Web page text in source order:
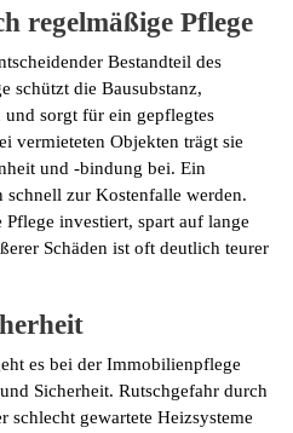
regelmäßige Pflege
Bestandteil des
schützt die Bausubstanz,
sorgt für ein gepflegtes
vermieteten Objekten trägt sie
und -bindung bei. Ein
schnell zur Kostenfalle werden.
investiert, spart auf lange
Schäden ist oft deutlich teurer
es bei der Immobilienpflege
Sicherheit. Rutschgefahr durch
schlecht gewartete Heizsysteme